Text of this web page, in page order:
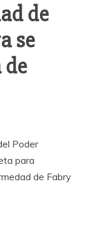
de
se
Poder
para
de Fabry